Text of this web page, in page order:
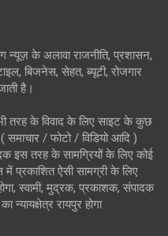
न्यूज़ के अलावा राजनीति, प्रशासन,
बिजनेस, सेहत, ब्यूटी, रोजगार
है।
तरह के विवाद के लिए साइट के कुछ
( समाचार / फोटो / विडियो आदि )
इस तरह के सामग्रियों के लिए कोई
में प्रकाशित ऐसी सामग्री के लिए
स्वामी, मुद्रक, प्रकाशक, संपादक
न्यायक्षेत्र रायपुर होगा